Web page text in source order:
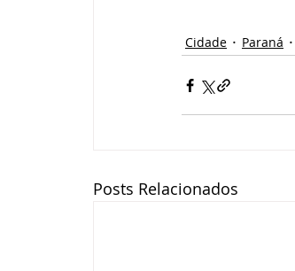
Cidade Paraná
Posts Relacionados